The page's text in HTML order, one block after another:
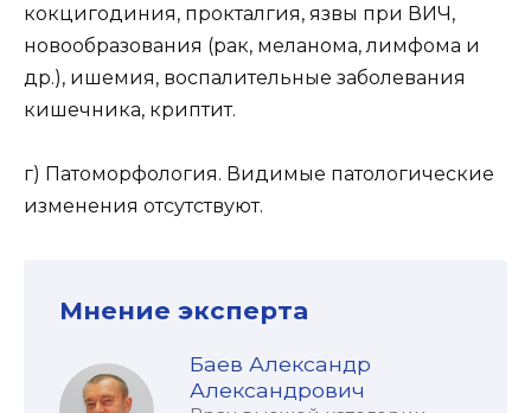
кокцигодиния, прокталгия, язвы при ВИЧ,
новообразования (рак, меланома, лимфома и
др.), ишемия, воспалительные заболевания
кишечника, криптит.
г) Патоморфология. Видимые патологические
изменения отсутствуют.
Мнение эксперта
Баев Александр
Александрович